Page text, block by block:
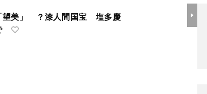
美」 ？漆人間国宝 塩多慶